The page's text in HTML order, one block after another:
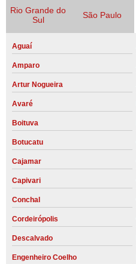
Rio Grande do
Sul
São Paulo
Aguaí
Amparo
Artur Nogueira
Avaré
Boituva
Botucatu
Cajamar
Capivari
Conchal
Cordeirópolis
Descalvado
Engenheiro Coelho